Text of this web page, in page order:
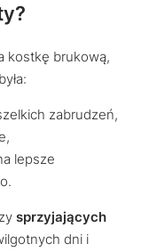
kostkę brukową,
zabrudzeń,
lepsze
sprzyjających
dni i